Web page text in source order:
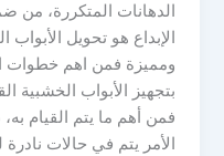
الدهانات المتكررة، من
الإبداع هو تحويل
ومميزة فمن اهم
بتجهيز الأبواب الخشبية
فمن أهم ما يتم القيام
الأمر يتم في حالات